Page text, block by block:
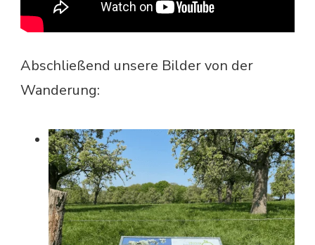
Abschließend unsere Bilder von der
Wanderung: